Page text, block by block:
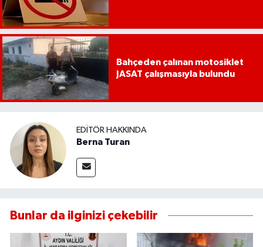
Bahçeden çalınan motosiklet
JASAT çalışmasıyla bulundu
EDITÖR HAKKINDA
Berna Turan
Bunlar da ilginizi çekebilir